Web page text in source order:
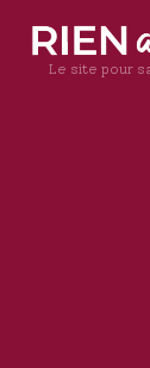
Le site pour